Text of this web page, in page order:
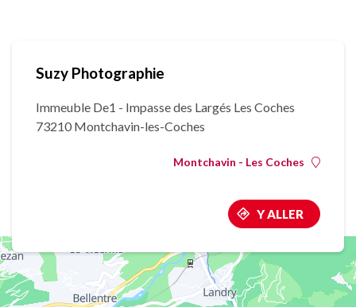
Suzy Photographie
Immeuble De1 - Impasse des Largés Les Coches
73210 Montchavin-les-Coches
Montchavin - Les Coches
Y ALLER